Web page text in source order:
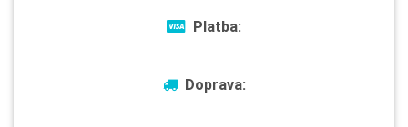
Platba:
Doprava: